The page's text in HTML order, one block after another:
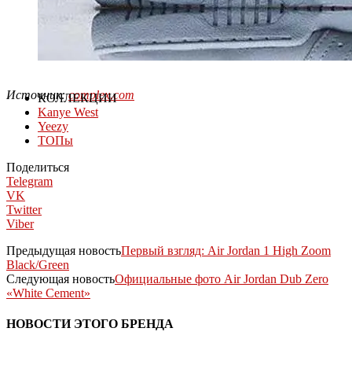
Источник:complex.com
КОЛЛЕКЦИИ
Kanye West
Yeezy
ТОПы
Поделиться
Telegram
VK
Twitter
Viber
Предыдущая новостьПервый взгляд: Air Jordan 1 High Zoom
Black/Green
Следующая новостьОфициальные фото Air Jordan Dub Zero
«White Cement»
НОВОСТИ ЭТОГО БРЕНДА